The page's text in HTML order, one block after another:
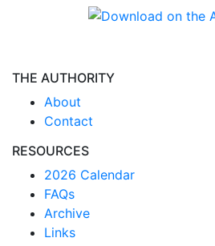
THE AUTHORITY
About
Contact
RESOURCES
2026 Calendar
FAQs
Archive
Links